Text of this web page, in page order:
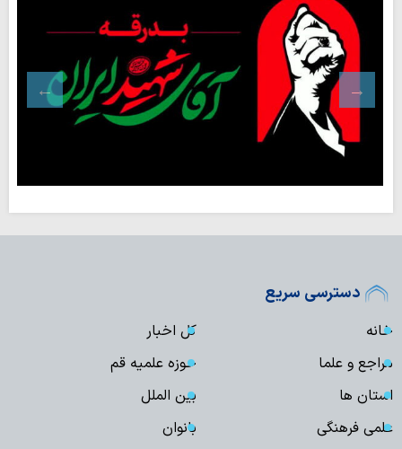
دسترسی سریع
خانه
کل اخبار
مراجع و علما
حوزه علمیه قم
استان ها
بین الملل
علمی فرهنگی
بانوان